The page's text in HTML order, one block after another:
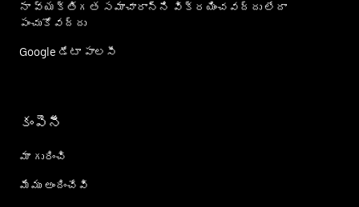
నా వ్యక్తిగత సమాచారాన్ని విక్రయించవద్దు లేదా
పంచుకోవద్దు
Google డేటా పాలసీ
కంపెనీ
మా గురించి
మేము అందించేవి